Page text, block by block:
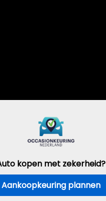
kopen met zekerheid?
Aankoopkeuring plannen